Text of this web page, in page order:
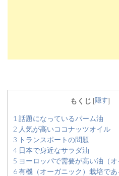
もくじ [隠す]
1 話題になっているパーム油
2 人気が高いココナッツオイル
3 トランスポートの問題
4 日本で身近なサラダ油
5 ヨーロッパで需要が高い油（オ
6有機（オーガニック）栽培で